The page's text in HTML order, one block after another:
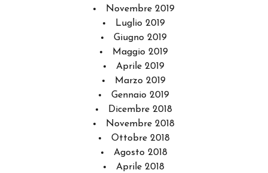
Novembre 2019
Luglio 2019
Giugno 2019
Maggio 2019
Aprile 2019
Marzo 2019
Gennaio 2019
Dicembre 2018
Novembre 2018
Ottobre 2018
Agosto 2018
Aprile 2018